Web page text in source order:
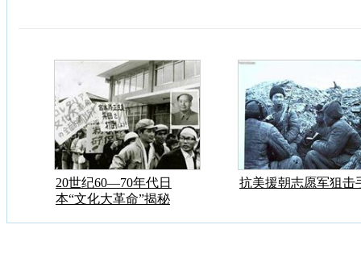
20世纪60—70年代日
本“文化大革命”揭秘
抗美援朝志愿军狙击